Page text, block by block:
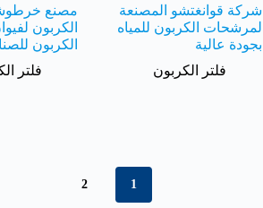
شركة قوانغتشو المصنعة
لمرشحات الكربون للمياه
بجودة عالية
فلتر الكربون
مصنع
الكربون
الكربون
فلتر
1
2